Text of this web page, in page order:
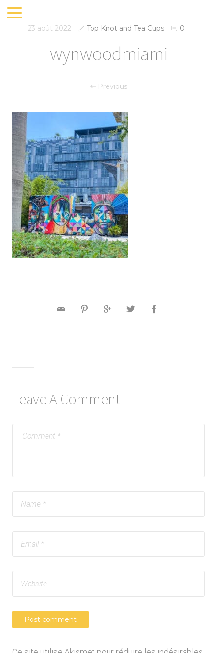
23 août 2022 Top Knot and Tea Cups 0
wynwoodmiami
Previous
Leave A Comment